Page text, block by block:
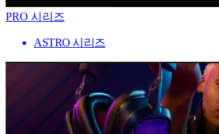
PRO 시리즈
ASTRO 시리즈